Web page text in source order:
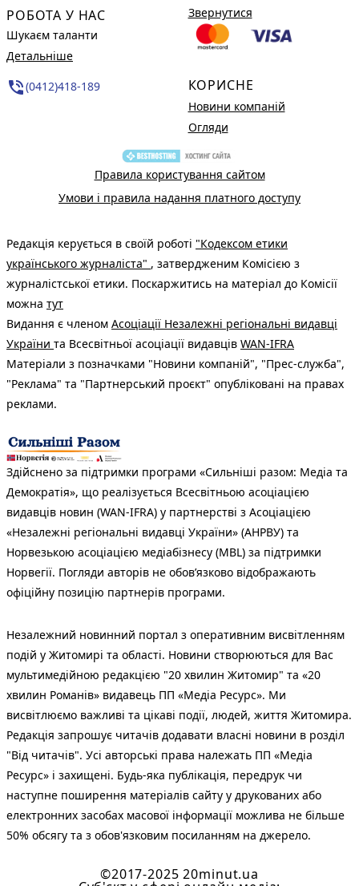
РОБОТА У НАС
Шукаєм таланти
Детальніше
phone_in_talk(0412)418-189
Звернутися
КОРИСНЕ
Новини компаній
Огляди
Правила користування сайтом
Умови і правила надання платного доступу
Редакція керується в своїй роботі "Кодексом етики
українського журналіста" , затвердженим Комісією з
журналістської етики. Поскаржитись на матеріал до Комісії
можна тут
Видання є членом Асоціації Незалежні регіональні видавці
України та Всесвітньої асоціації видавців WAN-IFRA
Матеріали з позначками "Новини компаній", "Прес-служба",
"Реклама" та "Партнерський проєкт" опубліковані на правах
реклами.
Здійснено за підтримки програми «Сильніші разом: Медіа та
Демократія», що реалізується Всесвітньою асоціацією
видавців новин (WAN-IFRA) у партнерстві з Асоціацією
«Незалежні регіональні видавці України» (АНРВУ) та
Норвезькою асоціацією медіабізнесу (MBL) за підтримки
Норвегії. Погляди авторів не обов’язково відображають
офіційну позицію партнерів програми.
Незалежний новинний портал з оперативним висвітленням
подій у Житомирі та області. Новини створюються для Вас
мультимедійною редакцією "20 хвилин Житомир" та «20
хвилин Романів» видавець ПП «Медіа Ресурс». Ми
висвітлюємо важливі та цікаві події, людей, життя Житомира.
Редакція запрошує читачів додавати власні новини в розділ
"Від читачів". Усі авторські права належать ПП «Медіа
Ресурс» і захищені. Будь-яка публiкацiя, передрук чи
наступне поширення матеріалів сайту у друкованих або
електронних засобах масової інформації можлива не більше
50% обсягу та з обов'язковим посиланням на джерело.
©2017-2025 20minut.ua